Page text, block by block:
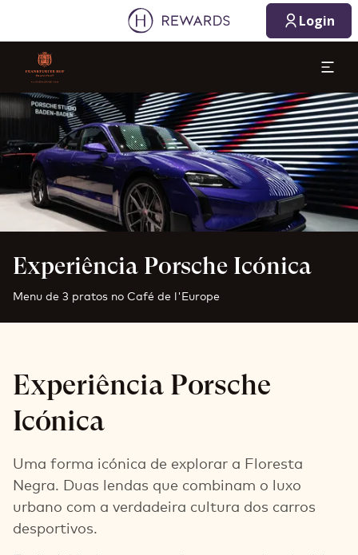
Login
Diapositivo 1 de 1
Experiência Porsche Icónica
Menu de 3 pratos no Café de l'Europe
Experiência Porsche
Icónica
Uma forma icónica de explorar a Floresta
Negra. Duas lendas que combinam o luxo
urbano com a verdadeira cultura dos carros
desportivos.